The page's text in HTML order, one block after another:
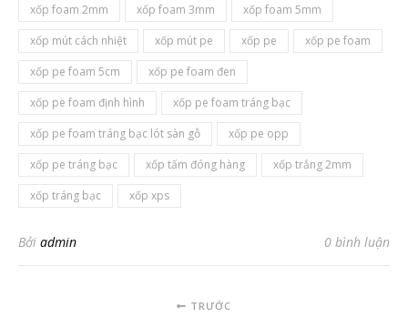
xốp foam 2mm
xốp foam 3mm
xốp foam 5mm
xốp mút cách nhiệt
xốp mút pe xốp pe
xốp pe foam
xốp pe foam 5cm
xốp pe foam đen
xốp pe foam định hình
xốp pe foam tráng bạc
xốp pe foam tráng bạc lót sàn gỗ
xốp pe opp
xốp pe tráng bạc
xốp tấm đóng hàng
xốp trắng 2mm
xốp tráng bạc
xốp xps
Bởi admin 0 bình luận
TRƯỚC